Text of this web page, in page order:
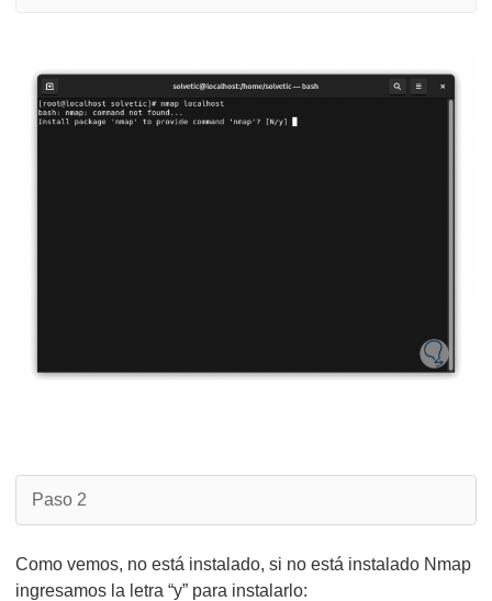
Paso 2
Como vemos, no está instalado, si no está instalado Nmap
ingresamos la letra “y” para instalarlo: